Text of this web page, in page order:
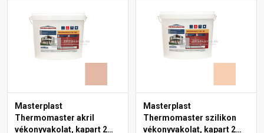
Masterplast
Thermomaster akril
vékonyvakolat, kapart 2
Masterplast
Thermomaster szilikon
vékonyvakolat, kapart 2